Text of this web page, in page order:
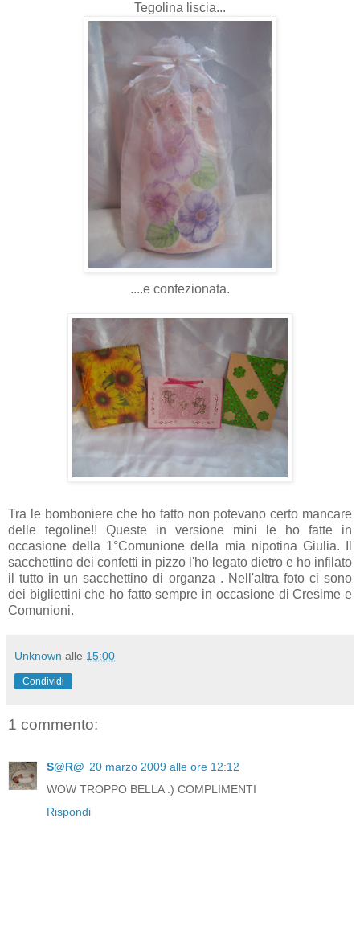
Tegolina liscia...
....e confezionata.
Tra le bomboniere che ho fatto non potevano certo mancare
delle tegoline!! Queste in versione mini le ho fatte in
occasione della 1°Comunione della mia nipotina Giulia. Il
sacchettino dei confetti in pizzo l'ho legato dietro e ho infilato
il tutto in un sacchettino di organza . Nell'altra foto ci sono
dei bigliettini che ho fatto sempre in occasione di Cresime e
Comunioni.
Unknown alle 15:00
Condividi
1 commento:
S@R@ 20 marzo 2009 alle ore 12:12
WOW TROPPO BELLA :) COMPLIMENTI
Rispondi